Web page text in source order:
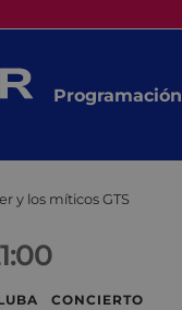
Programación
y los míticos GTS
CONCIERTO